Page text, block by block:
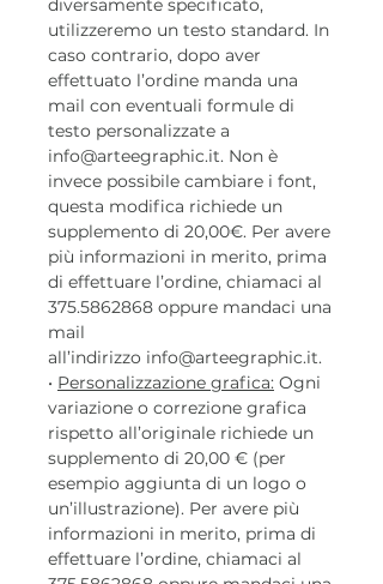
utilizzeremo un testo standard. In
caso contrario, dopo aver
effettuato l’ordine manda una
mail con eventuali formule di
testo personalizzate a
info@arteegraphic.it. Non è
invece possibile cambiare i font,
questa modifica richiede un
supplemento di 20,00€. Per avere
più informazioni in merito, prima
di effettuare l’ordine, chiamaci al
375.5862868 oppure mandaci una
mail
all’indirizzo info@arteegraphic.it.
• Personalizzazione grafica: Ogni
variazione o correzione grafica
rispetto all’originale richiede un
supplemento di 20,00 € (per
esempio aggiunta di un logo o
un’illustrazione). Per avere più
informazioni in merito, prima di
effettuare l’ordine, chiamaci al